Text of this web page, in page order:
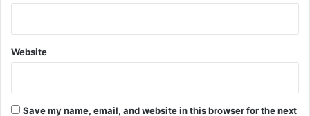
Website
Save my name, email, and website in this browser for the next